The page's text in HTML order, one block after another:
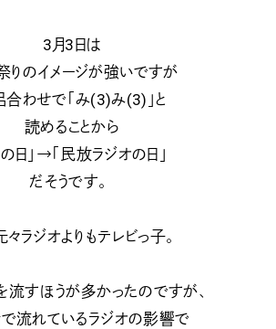
3月3日は
りのイメージが強いですが
合わせで「み(3)み(3)」と
読めることから
の日」→「民放ラジオの日」
だそうです。
ラジオよりもテレビっ子。
流すほうが多かったのですが、
流れているラジオの影響で